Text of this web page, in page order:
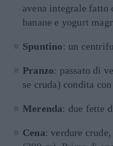
avena integrale fatto
banane e yogurt
Spuntino: un
Pranzo: passato di
se cruda) condita
Merenda: due fette
Cena: verdure